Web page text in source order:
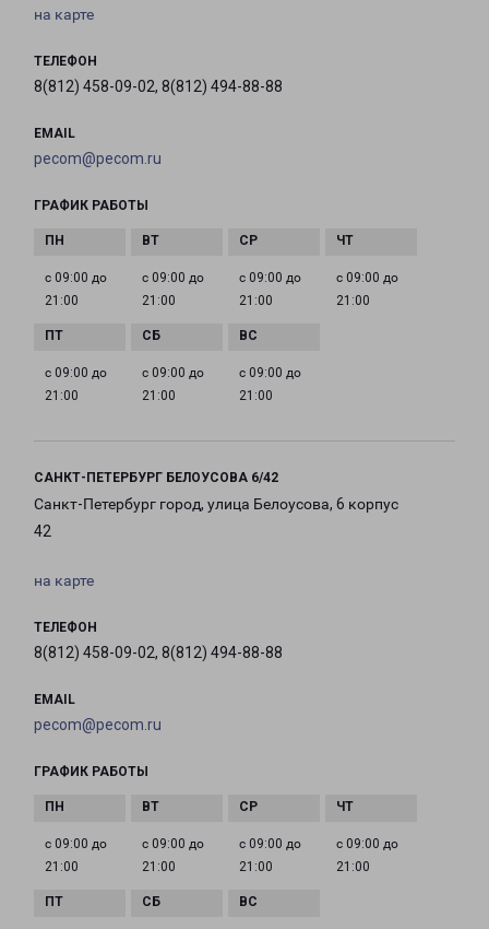
на карте
ТЕЛЕФОН
8(812) 458-09-02, 8(812) 494-88-88
EMAIL
pecom@pecom.ru
ГРАФИК РАБОТЫ
с 09:00 до
21:00
с 09:00 до
21:00
с 09:00 до
21:00
с 09:00 до
21:00
с 09:00 до
21:00
с 09:00 до
21:00
с 09:00 до
21:00
САНКТ-ПЕТЕРБУРГ БЕЛОУСОВА 6/42
Санкт-Петербург город, улица Белоусова, 6 корпус
42
на карте
ТЕЛЕФОН
8(812) 458-09-02, 8(812) 494-88-88
EMAIL
pecom@pecom.ru
ГРАФИК РАБОТЫ
с 09:00 до
21:00
с 09:00 до
21:00
с 09:00 до
21:00
с 09:00 до
21:00